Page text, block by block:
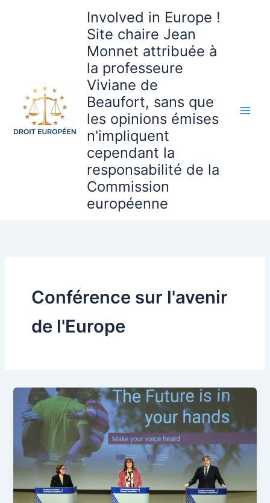
Involved in Europe !
Site chaire Jean
Monnet attribuée à
la professeure
Viviane de
Beaufort, sans que
les opinions émises
n'impliquent
cependant la
responsabilité de la
Commission
européenne
Conférence sur l'avenir
de l'Europe